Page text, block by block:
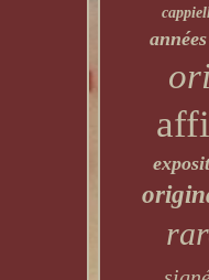
années